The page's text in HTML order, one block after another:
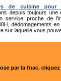
de cuisine
depuis toujours
service proche de
dédomagements
sur laquelle vous
par la fnac,